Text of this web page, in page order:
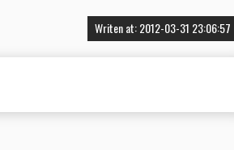
Writen at: 2012-03-31 23:06:57